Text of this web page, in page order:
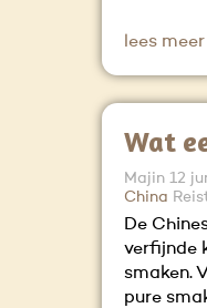
lees meer
Wat
Majin 12
China
De
verfijnde
smaken.
pure